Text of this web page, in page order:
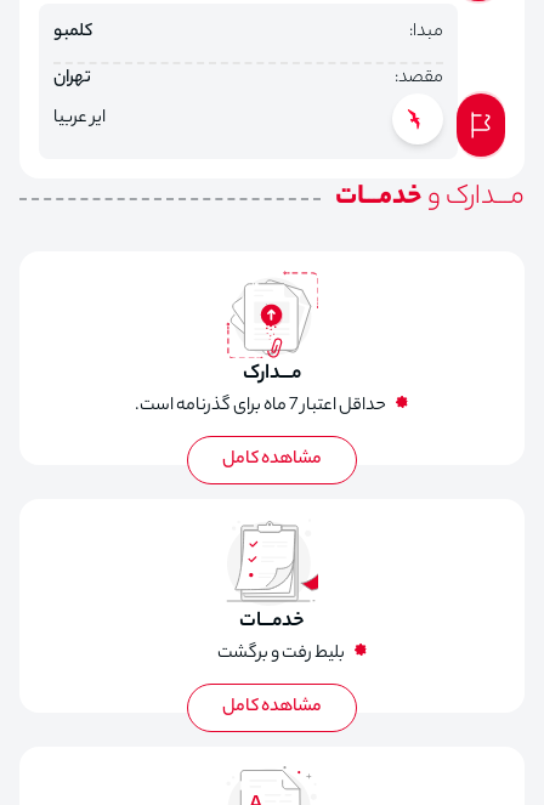
مبدا:
کلمبو
مقصد:
تهران
ایر عربیا
مـــدارک وخدمـــات
مـــدارک
حداقل اعتبار 7 ماه برای گذرنامه است.
گواهی حساب بانکی
خدمـــات
بلیط رفت و برگشت
ترانسفر فرودگاهی
ترانسفر بین شهری
اقامت در هتل با صبحانه
لیدر محلی